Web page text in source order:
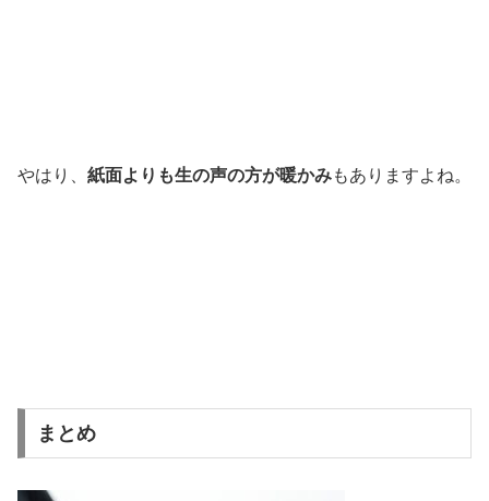
やはり、 紙面よりも生の声の方が暖かみもありますよね。
まとめ